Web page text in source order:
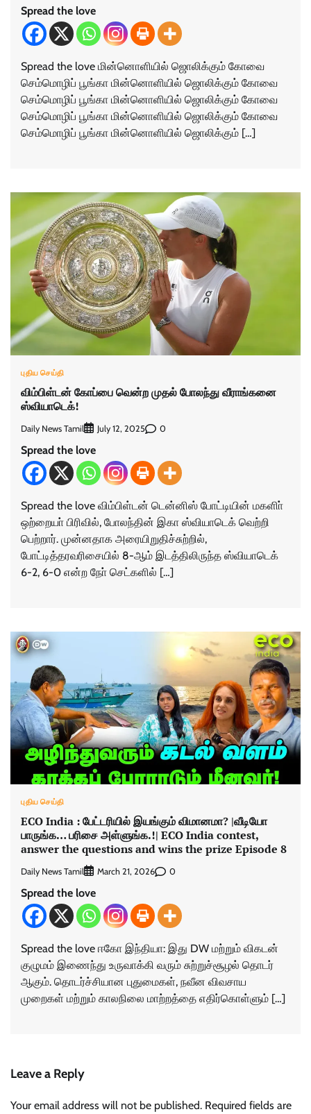
Spread the love
Spread the love மின்னொளியில் ஜொலிக்கும் கோவை
செம்மொழிப் பூங்கா மின்னொளியில் ஜொலிக்கும் கோவை
செம்மொழிப் பூங்கா மின்னொளியில் ஜொலிக்கும் கோவை
செம்மொழிப் பூங்கா மின்னொளியில் ஜொலிக்கும் கோவை
செம்மொழிப் பூங்கா மின்னொளியில் ஜொலிக்கும் […]
புதிய செய்தி
விம்பிள்டன் கோப்பை வென்ற முதல் போலந்து வீராங்கனை
ஸ்வியாடெக்!
Daily News Tamil July 12, 2025 0
Spread the love
Spread the love விம்பிள்டன் டென்னிஸ் போட்டியின் மகளிா்
ஒற்றையா் பிரிவில், போலந்தின் இகா ஸ்வியாடெக் வெற்றி
பெற்றார். முன்னதாக அரையிறுதிச்சுற்றில்,
போட்டித்தரவரிசையில் 8-ஆம் இடத்திலிருந்த ஸ்வியாடெக்
6-2, 6-0 என்ற நோ் செட்களில் […]
புதிய செய்தி
ECO India : பேட்டரியில் இயங்கும் விமானமா? |வீடியோ
பாருங்க… பரிசை அள்ளுங்க.!| ECO India contest,
answer the questions and wins the prize Episode 8
Daily News Tamil March 21, 2026 0
Spread the love
Spread the love ஈகோ இந்தியா: இது DW மற்றும் விகடன்
குழுமம் இணைந்து உருவாக்கி வரும் சுற்றுச்சூழல் தொடர்
ஆகும். தொடர்ச்சியான புதுமைகள், நவீன விவசாய
முறைகள் மற்றும் காலநிலை மாற்றத்தை எதிர்கொள்ளும் […]
Leave a Reply
Your email address will not be published. Required fields are